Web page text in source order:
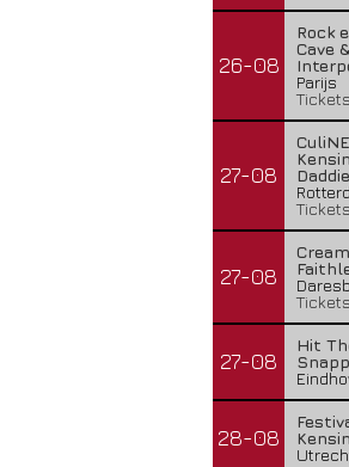
26-08
Rock
Cave
Parijs
Tickets
27-08
Tickets
27-08
Tickets
27-08
Hit
28-08